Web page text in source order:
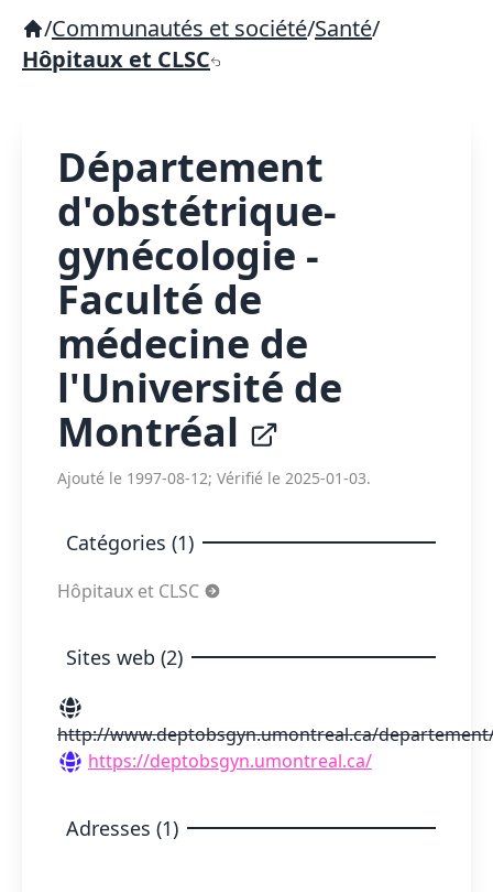
/Communautés et société/Santé/
Hôpitaux et CLSC
Département
d'obstétrique-
gynécologie -
Faculté de
médecine de
l'Université de
Montréal
Ajouté le 1997-08-12; Vérifié le 2025-01-03.
Catégories (1)
Hôpitaux et CLSC
Sites web (2)
http://www.deptobsgyn.umontreal.ca/
https://deptobsgyn.umontreal.ca/
Adresses (1)